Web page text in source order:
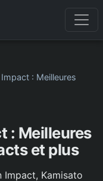
: Meilleures
: Meilleures
et plus
Impact, Kamisato